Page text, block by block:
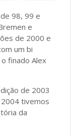
98, 99 e
e
de 2000 e
um bi
finado Alex
de 2003
tivemos
da